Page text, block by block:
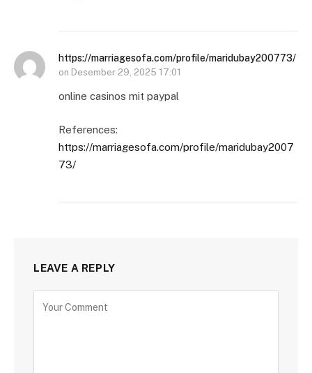
https://marriagesofa.com/profile/maridubay200773/
on Desember 29, 2025 17:01
online casinos mit paypal
References:
https://marriagesofa.com/profile/maridubay2007
73/
LEAVE A REPLY